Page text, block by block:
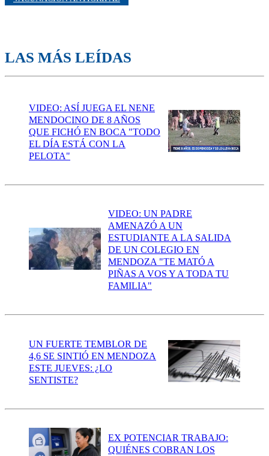
LAS MÁS LEÍDAS
VIDEO: ASÍ JUEGA EL NENE
MENDOCINO DE 8 AÑOS
QUE FICHÓ EN BOCA "TODO
EL DÍA ESTÁ CON LA
PELOTA"
VIDEO: UN PADRE
AMENAZÓ A UN
ESTUDIANTE A LA SALIDA
DE UN COLEGIO EN
MENDOZA "TE MATÓ A
PIÑAS A VOS Y A TODA TU
FAMILIA"
UN FUERTE TEMBLOR DE
4,6 SE SINTIÓ EN MENDOZA
ESTE JUEVES: ¿LO
SENTISTE?
EX POTENCIAR TRABAJO:
QUIÉNES COBRAN LOS